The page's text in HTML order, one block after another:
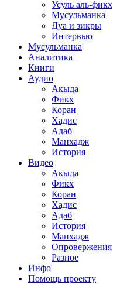
Усуль аль-фикх
Мусульманка
Дуа и зикры
Интервью
Мусульманка
Аналитика
Книги
Аудио
Акыда
Фикх
Коран
Хадис
Адаб
Манхадж
История
Видео
Акыда
Фикх
Коран
Хадис
Адаб
История
Манхадж
Опровержения
Разное
Инфо
Помощь проекту